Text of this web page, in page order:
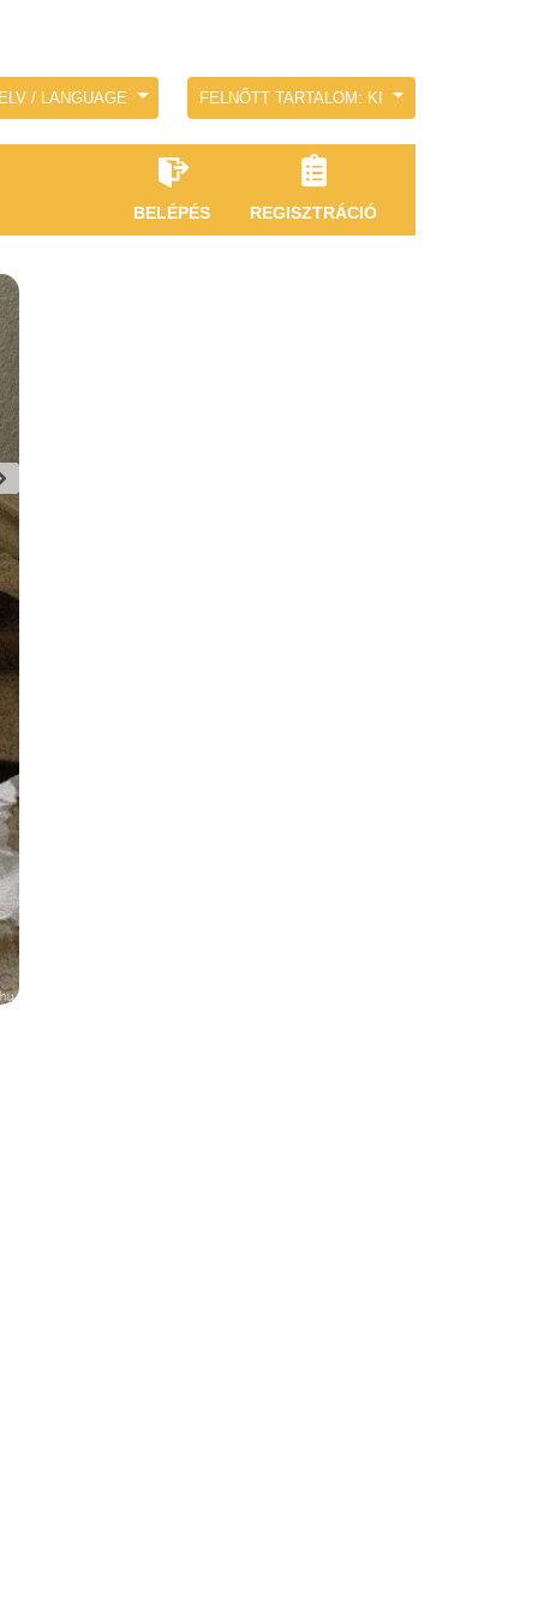
/ LANGUAGE FELNŐTT TARTALOM: KI
BELÉPÉS REGISZTRÁCIÓ